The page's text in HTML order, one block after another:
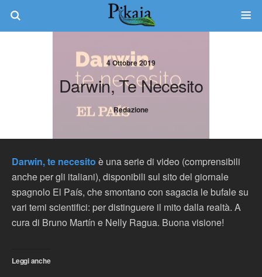
4 Ottobre 2019
Darwin, Te Necesito
Redazione
Darwin, te necesito è una serie di video (comprensibili
anche per gli italiani), disponibili sul sito del giornale
spagnolo El País, che smontano con sagacia le bufale su
vari temi scientifici: per distinguere il mito dalla realtà. A
cura di Bruno Martín e Nelly Ragua. Buona visione!
Leggi anche